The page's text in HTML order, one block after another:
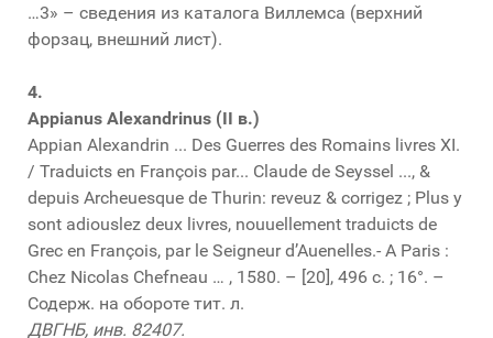
…3» – сведения из каталога Виллемса (верхний
форзац, внешний лист).
4.
Appianus Alexandrinus (II в.)
Appian Alexandrin ... Des Guerres des Romains livres XI.
/ Traduicts en François par... Claude de Seyssel ..., &
depuis Archeuesque de Thurin: reveuz & corrigez ; Plus y
sont adiouslez deux livres, nouuellement traduicts de
Grec en François, par le Seigneur d’Auenelles.- A Paris :
Chez Nicolas Chefneau … , 1580. – [20], 496 с. ; 16°. –
Содерж. на обороте тит. л.
ДВГНБ, инв. 82407.